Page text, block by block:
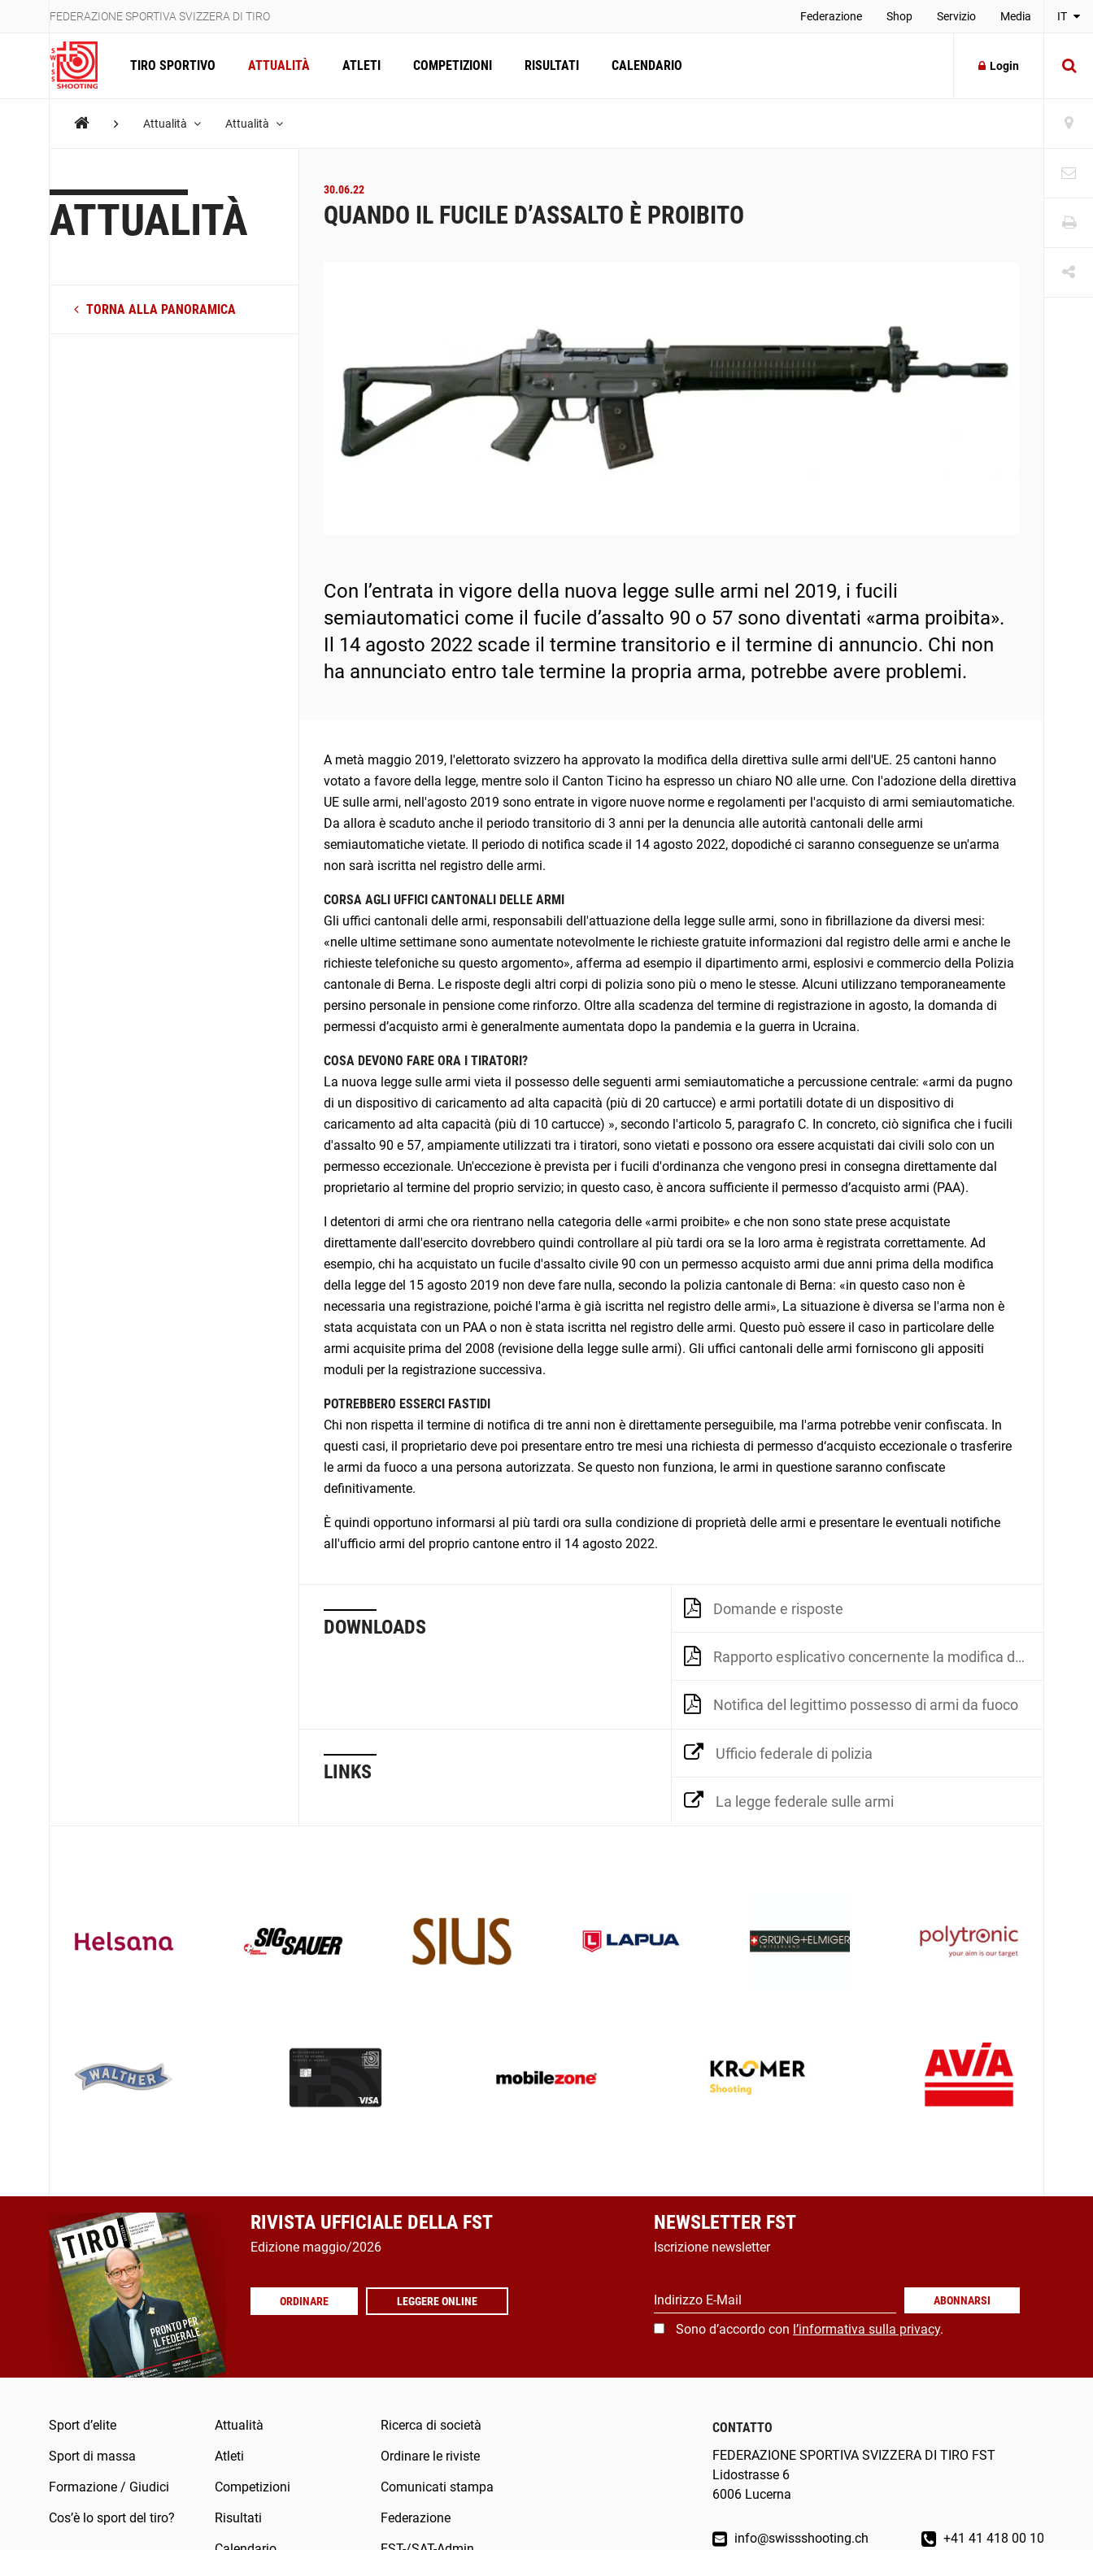
FEDERAZIONE SPORTIVA SVIZZERA DI TIRO Federazione Shop Servizio Media IT
TIRO SPORTIVO ATTUALITÀ ATLETI COMPETIZIONI RISULTATI CALENDARIO Login
Attualità Attualità
ATTUALITÀ
TORNA ALLA PANORAMICA
30.06.22
QUANDO IL FUCILE D’ASSALTO È PROIBITO
Con l’entrata in vigore della nuova legge sulle armi nel 2019, i fucili
semiautomatici come il fucile d’assalto 90 o 57 sono diventati «arma proibita».
Il 14 agosto 2022 scade il termine transitorio e il termine di annuncio. Chi non
ha annunciato entro tale termine la propria arma, potrebbe avere problemi.
A metà maggio 2019, l'elettorato svizzero ha approvato la modifica della direttiva sulle armi dell'UE. 25 cantoni hanno
votato a favore della legge, mentre solo il Canton Ticino ha espresso un chiaro NO alle urne. Con l'adozione della direttiva
UE sulle armi, nell'agosto 2019 sono entrate in vigore nuove norme e regolamenti per l'acquisto di armi semiautomatiche.
Da allora è scaduto anche il periodo transitorio di 3 anni per la denuncia alle autorità cantonali delle armi
semiautomatiche vietate. Il periodo di notifica scade il 14 agosto 2022, dopodiché ci saranno conseguenze se un'arma
non sarà iscritta nel registro delle armi.
CORSA AGLI UFFICI CANTONALI DELLE ARMI
Gli uffici cantonali delle armi, responsabili dell'attuazione della legge sulle armi, sono in fibrillazione da diversi mesi:
«nelle ultime settimane sono aumentate notevolmente le richieste gratuite informazioni dal registro delle armi e anche le
richieste telefoniche su questo argomento», afferma ad esempio il dipartimento armi, esplosivi e commercio della Polizia
cantonale di Berna. Le risposte degli altri corpi di polizia sono più o meno le stesse. Alcuni utilizzano temporaneamente
persino personale in pensione come rinforzo. Oltre alla scadenza del termine di registrazione in agosto, la domanda di
permessi d’acquisto armi è generalmente aumentata dopo la pandemia e la guerra in Ucraina.
COSA DEVONO FARE ORA I TIRATORI?
La nuova legge sulle armi vieta il possesso delle seguenti armi semiautomatiche a percussione centrale: «armi da pugno
di un dispositivo di caricamento ad alta capacità (più di 20 cartucce) e armi portatili dotate di un dispositivo di
caricamento ad alta capacità (più di 10 cartucce) », secondo l'articolo 5, paragrafo C. In concreto, ciò significa che i fucili
d'assalto 90 e 57, ampiamente utilizzati tra i tiratori, sono vietati e possono ora essere acquistati dai civili solo con un
permesso eccezionale. Un'eccezione è prevista per i fucili d'ordinanza che vengono presi in consegna direttamente dal
proprietario al termine del proprio servizio; in questo caso, è ancora sufficiente il permesso d’acquisto armi (PAA).
I detentori di armi che ora rientrano nella categoria delle «armi proibite» e che non sono state prese acquistate
direttamente dall'esercito dovrebbero quindi controllare al più tardi ora se la loro arma è registrata correttamente. Ad
esempio, chi ha acquistato un fucile d'assalto civile 90 con un permesso acquisto armi due anni prima della modifica
della legge del 15 agosto 2019 non deve fare nulla, secondo la polizia cantonale di Berna: «in questo caso non è
necessaria una registrazione, poiché l'arma è già iscritta nel registro delle armi», La situazione è diversa se l'arma non è
stata acquistata con un PAA o non è stata iscritta nel registro delle armi. Questo può essere il caso in particolare delle
armi acquisite prima del 2008 (revisione della legge sulle armi). Gli uffici cantonali delle armi forniscono gli appositi
moduli per la registrazione successiva.
POTREBBERO ESSERCI FASTIDI
Chi non rispetta il termine di notifica di tre anni non è direttamente perseguibile, ma l'arma potrebbe venir confiscata. In
questi casi, il proprietario deve poi presentare entro tre mesi una richiesta di permesso d‘acquisto eccezionale o trasferire
le armi da fuoco a una persona autorizzata. Se questo non funziona, le armi in questione saranno confiscate
definitivamente.
È quindi opportuno informarsi al più tardi ora sulla condizione di proprietà delle armi e presentare le eventuali notifiche
all'ufficio armi del proprio cantone entro il 14 agosto 2022.
DOWNLOADS
Domande e risposte
Rapporto esplicativo concernente la modifica del 14 giugno 2019
Notifica del legittimo possesso di armi da fuoco
LINKS
Ufficio federale di polizia
La legge federale sulle armi
RIVISTA UFFICIALE DELLA FST
Edizione maggio/2026
ORDINARE LEGGERE ONLINE
NEWSLETTER FST
Iscrizione newsletter
Indirizzo E-Mail ABONNARSI
Sono d’accordo con l’informativa sulla privacy.
Sport d’elite
Sport di massa
Formazione / Giudici
Cos’è lo sport del tiro?
Attualità
Atleti
Competizioni
Risultati
Ricerca di società
Ordinare le riviste
Comunicati stampa
Federazione
CONTATTO
FEDERAZIONE SPORTIVA SVIZZERA DI TIRO FST
Lidostrasse 6
6006 Lucerna
info@swissshooting.ch +41 41 418 00 10